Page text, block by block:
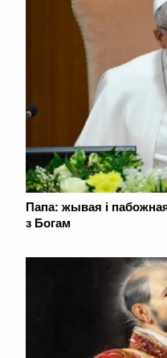
Папа: жывая і
з Богам